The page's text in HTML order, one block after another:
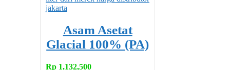
Asam Asetat
Glacial 100% (PA)
Rp 1,132,500